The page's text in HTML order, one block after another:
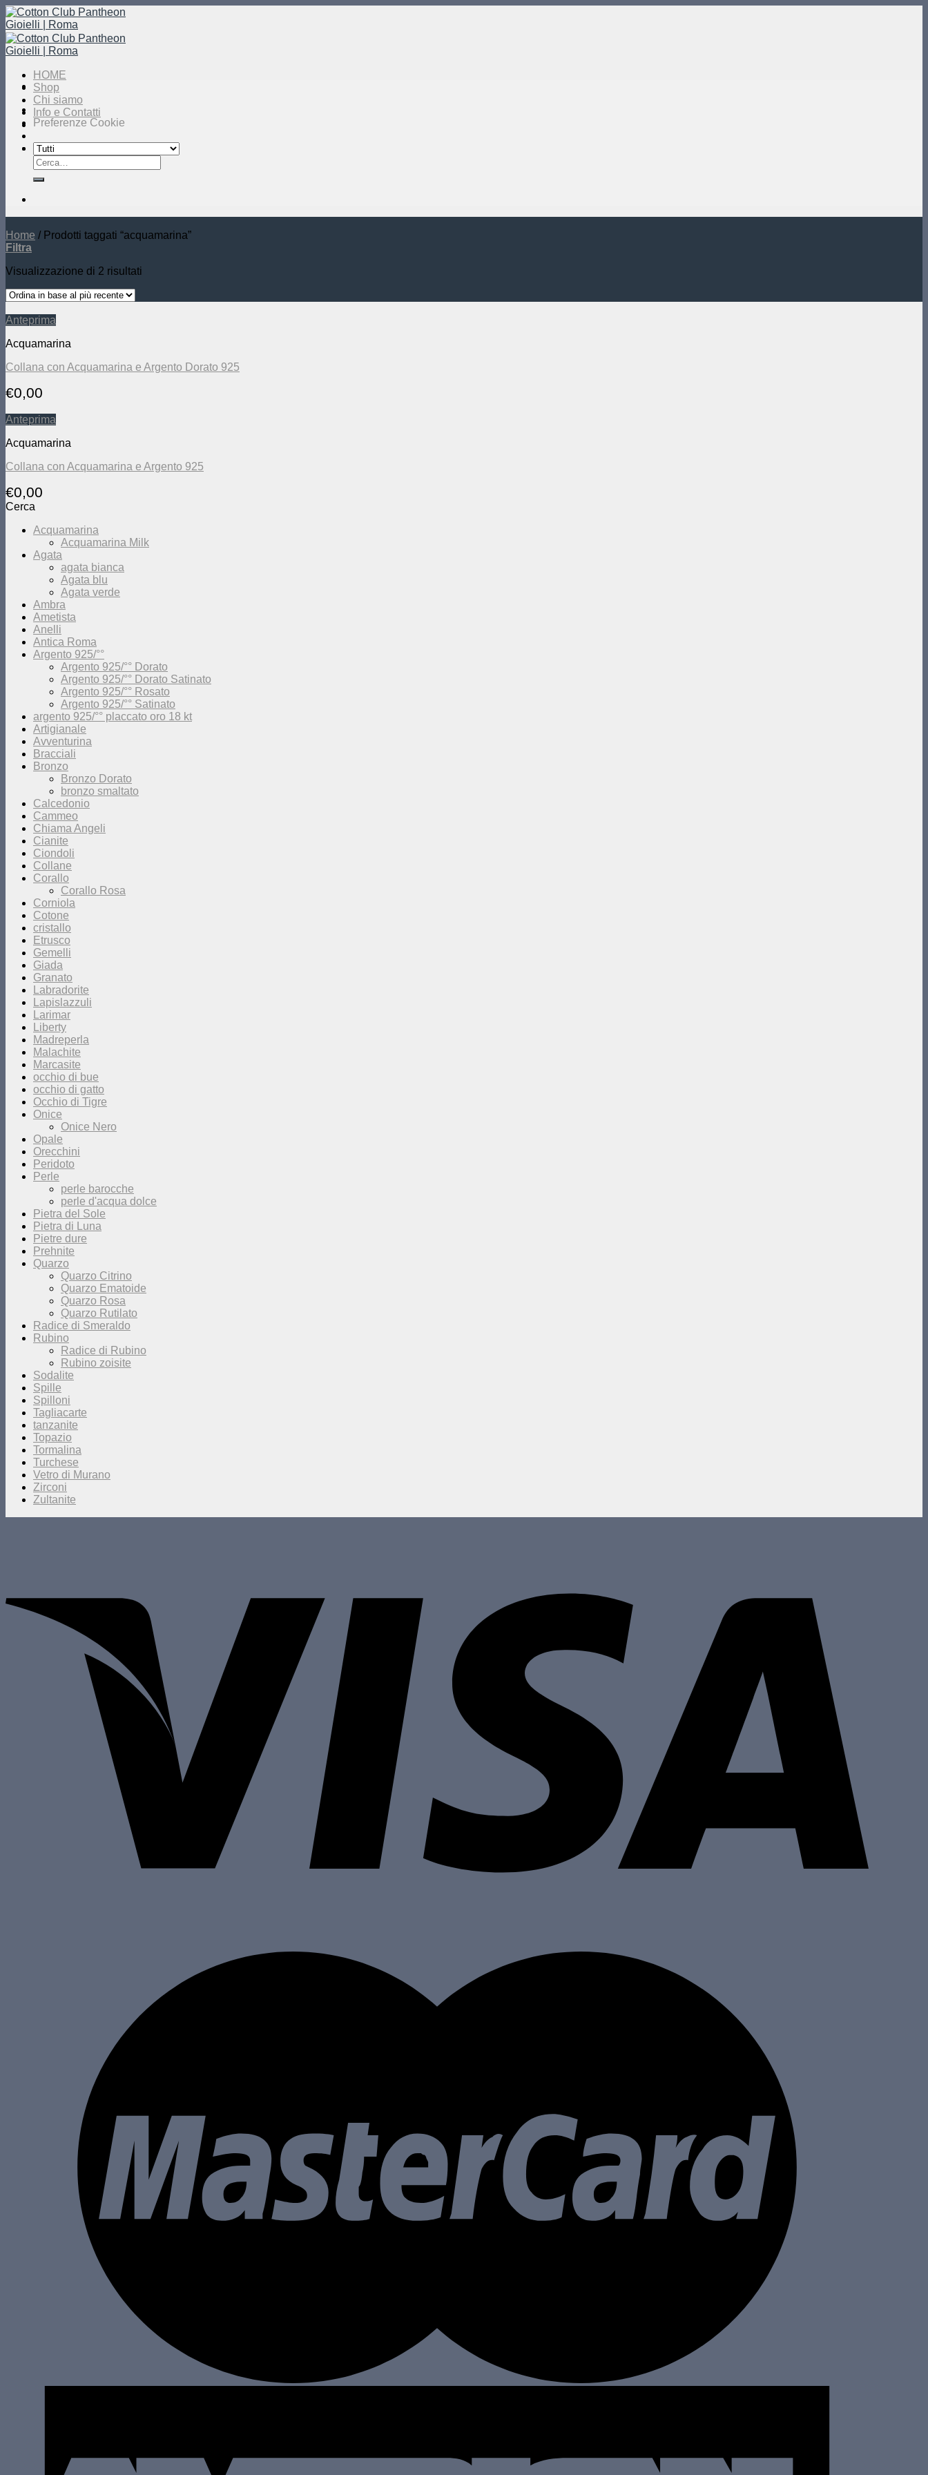
Salta
ai
contenuti
HOME
Shop
Chi siamo
Info e Contatti
Preferenze Cookie
Cerca:
Home / Prodotti taggati “acquamarina”
Filtra
Visualizzazione di 2 risultati
Anteprima
Acquamarina
Collana con Acquamarina e Argento Dorato 925
€0,00
Anteprima
Acquamarina
Collana con Acquamarina e Argento 925
€0,00
Cerca
Acquamarina
Acquamarina Milk
Agata
agata bianca
Agata blu
Agata verde
Ambra
Ametista
Anelli
Antica Roma
Argento 925/°°
Argento 925/°° Dorato
Argento 925/°° Dorato Satinato
Argento 925/°° Rosato
Argento 925/°° Satinato
argento 925/°° placcato oro 18 kt
Artigianale
Avventurina
Bracciali
Bronzo
Bronzo Dorato
bronzo smaltato
Calcedonio
Cammeo
Chiama Angeli
Cianite
Ciondoli
Collane
Corallo
Corallo Rosa
Corniola
Cotone
cristallo
Etrusco
Gemelli
Giada
Granato
Labradorite
Lapislazzuli
Larimar
Liberty
Madreperla
Malachite
Marcasite
occhio di bue
occhio di gatto
Occhio di Tigre
Onice
Onice Nero
Opale
Orecchini
Peridoto
Perle
perle barocche
perle d'acqua dolce
Pietra del Sole
Pietra di Luna
Pietre dure
Prehnite
Quarzo
Quarzo Citrino
Quarzo Ematoide
Quarzo Rosa
Quarzo Rutilato
Radice di Smeraldo
Rubino
Radice di Rubino
Rubino zoisite
Sodalite
Spille
Spilloni
Tagliacarte
tanzanite
Topazio
Tormalina
Turchese
Vetro di Murano
Zirconi
Zultanite